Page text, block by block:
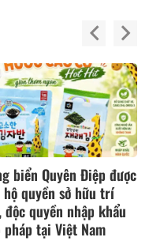
biển Quyên Điệp được
hộ quyền sở hữu trí
độc quyền nhập khẩu
pháp tại Việt Nam